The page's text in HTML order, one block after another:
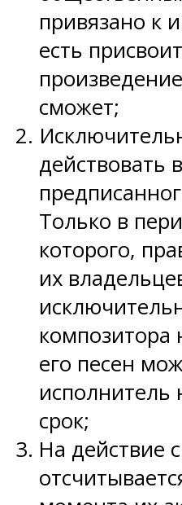
привязано к
есть
сможет;
действовать
Только в
которого,
их
композитора
его песен
исполнитель
срок;
На действие